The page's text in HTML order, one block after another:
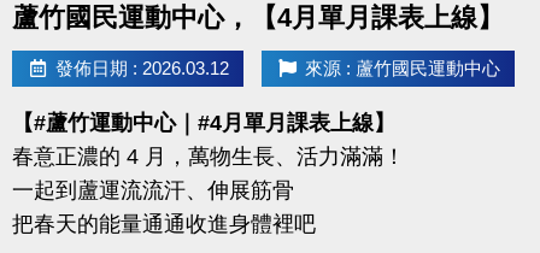
連絡資訊
-洽詢專線：03-2639066 #115、116
https://www.lzsports.com.tw/zh_TW/news/pageID/1/
-FB : 桃園市蘆竹國民運動中心
-IG : @luzhusports
蘆竹國民運動中心，【4月單月課表上線】
發佈日期 : 2026.03.12 來源 : 蘆竹國民運動中心
【#蘆竹運動中心｜#4月單月課表上線】
春意正濃的 4 月，萬物生長、活力滿滿！
一起到蘆運流流汗、伸展筋骨
把春天的能量通通收進身體裡吧